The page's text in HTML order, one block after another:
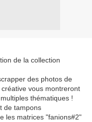
de la collection
des photos de
vous montreront
thématiques !
de tampons
les matrices "fanions#2"